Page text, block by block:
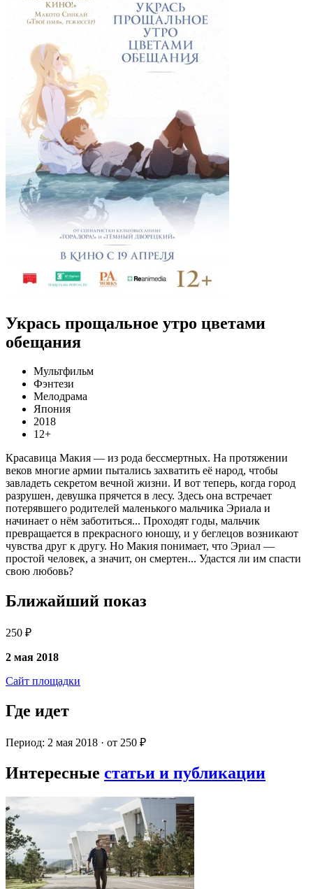
Укрась прощальное утро цветами
обещания
Мультфильм
Фэнтези
Мелодрама
Япония
2018
12+
Красавица Макия — из рода бессмертных. На протяжении
веков многие армии пытались захватить её народ, чтобы
завладеть секретом вечной жизни. И вот теперь, когда город
разрушен, девушка прячется в лесу. Здесь она встречает
потерявшего родителей маленького мальчика Эриала и
начинает о нём заботиться... Проходят годы, мальчик
превращается в прекрасного юношу, и у беглецов возникают
чувства друг к другу. Но Макия понимает, что Эриал —
простой человек, а значит, он смертен... Удастся ли им спасти
свою любовь?
Ближайший показ
250 ₽
2 мая 2018
Сайт площадки
Где идет
Период: 2 мая 2018 · от 250 ₽
Интересные статьи и публикации